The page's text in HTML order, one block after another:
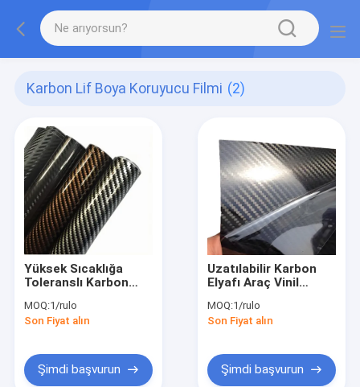
Karbon Lif Boya Koruyucu Filmi (2)
Yüksek Sıcaklığa
Toleranslı Karbon
Emeksiz Islak
Uygulama
MOQ:1/rulo
Son Fiyat alın
Şimdi başvurun
Uzatılabilir Karbon
Elyafı Araç Vinil
MOQ:1/rulo
Son Fiyat alın
Şimdi başvurun